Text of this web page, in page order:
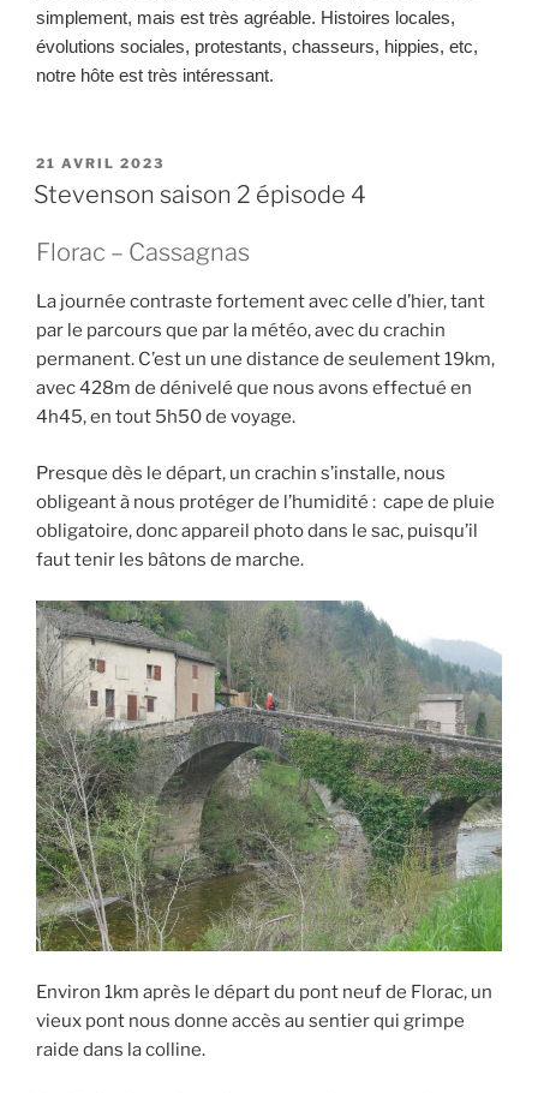
simplement, mais est très agréable. Histoires locales,
évolutions sociales, protestants, chasseurs, hippies, etc,
notre hôte est très intéressant.
PUBLIÉ
LE
21 AVRIL 2023
Stevenson saison 2 épisode 4
Florac – Cassagnas
La journée contraste fortement avec celle d’hier, tant
par le parcours que par la météo, avec du crachin
permanent. C’est un une distance de seulement 19km,
avec 428m de dénivelé que nous avons effectué en
4h45, en tout 5h50 de voyage.
Presque dès le départ, un crachin s’installe, nous
obligeant à nous protéger de l’humidité : cape de pluie
obligatoire, donc appareil photo dans le sac, puisqu’il
faut tenir les bâtons de marche.
Environ 1km après le départ du pont neuf de Florac, un
vieux pont nous donne accès au sentier qui grimpe
raide dans la colline.